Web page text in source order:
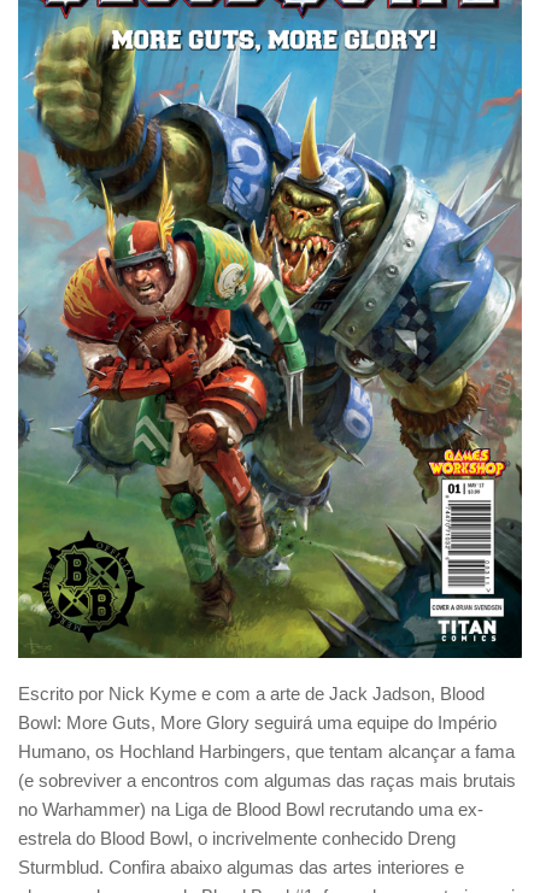
Escrito por Nick Kyme e com a arte de Jack Jadson, Blood
Bowl: More Guts, More Glory seguirá uma equipe do Império
Humano, os Hochland Harbingers, que tentam alcançar a fama
(e sobreviver a encontros com algumas das raças mais brutais
no Warhammer) na Liga de Blood Bowl recrutando uma ex-
estrela do Blood Bowl, o incrivelmente conhecido Dreng
Sturmblud. Confira abaixo algumas das artes interiores e